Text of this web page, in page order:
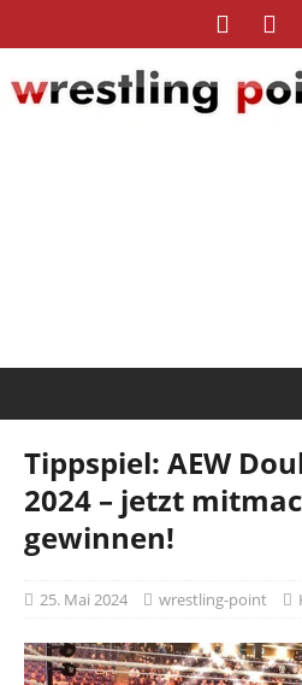
Tippspiel: AEW
2024 – jetzt
gewinnen!
25. Mai 2024 wrestling-point